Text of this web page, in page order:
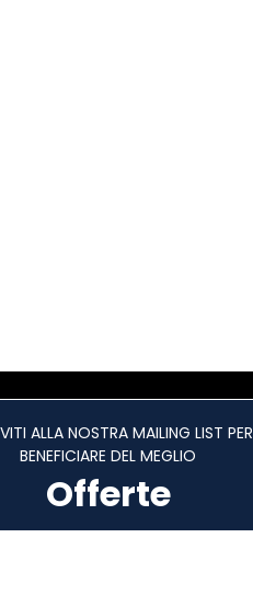
ALLA NOSTRA MAILING LIST PER
BENEFICIARE DEL MEGLIO
Offerte